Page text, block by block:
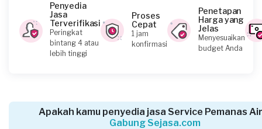
Lucky Reza requested Service Pemanas Air
12 hari yang lalu
Bekasi Kota, Jawa Barat
Penyedia
Jasa
Terverifikasi
Peringkat
bintang 4 atau
lebih tinggi
Proses
Cepat
1 jam
konfirmasi
Penetapan
Harga yang
Jelas
Menyesuaikan
budget Anda
Apakah kamu penyedia jasa Service Pemanas
Gabung Sejasa.com